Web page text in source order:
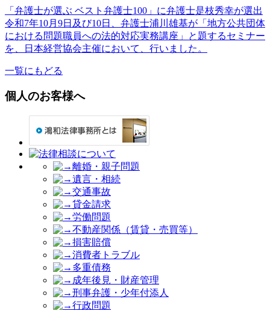
「弁護士が選ぶ ベスト弁護士100」に弁護士是枝秀幸が選出
令和7年10月9日及び10日、弁護士浦川雄基が「地方公共団体
における問題職員への法的対応実務講座」と題するセミナー
を、日本経営協会主催において、行いました。
一覧にもどる
個人のお客様へ
離婚・親子問題
遺言・相続
交通事故
貸金請求
労働問題
不動産関係（賃貸・売買等）
損害賠償
消費者トラブル
多重債務
成年後見・財産管理
刑事弁護・少年付添人
行政問題